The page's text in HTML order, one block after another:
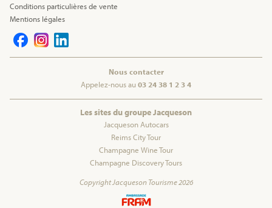
Conditions particulières de vente
Mentions légales
Nous contacter
Appelez-nous au03 24 38 1 2 3 4
Les sites du groupe Jacqueson
Jacqueson Autocars
Reims City Tour
Champagne Wine Tour
Champagne Discovery Tours
Copyright Jacqueson Tourisme 2026